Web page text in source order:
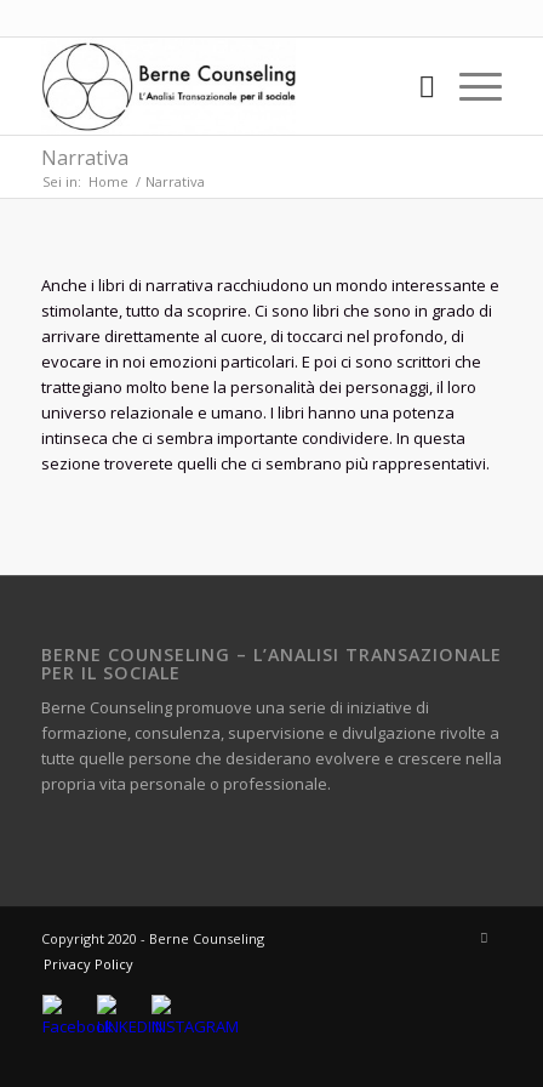
Narrativa
Sei in: Home / Narrativa
Anche i libri di narrativa racchiudono un mondo interessante e
stimolante, tutto da scoprire. Ci sono libri che sono in grado di
arrivare direttamente al cuore, di toccarci nel profondo, di
evocare in noi emozioni particolari. E poi ci sono scrittori che
trattegiano molto bene la personalità dei personaggi, il loro
universo relazionale e umano. I libri hanno una potenza
intinseca che ci sembra importante condividere. In questa
sezione troverete quelli che ci sembrano più rappresentativi.
BERNE COUNSELING – L’ANALISI TRANSAZIONALE
PER IL SOCIALE
Berne Counseling promuove una serie di iniziative di
formazione, consulenza, supervisione e divulgazione rivolte a
tutte quelle persone che desiderano evolvere e crescere nella
propria vita personale o professionale.
Copyright 2020 - Berne Counseling
Privacy Policy